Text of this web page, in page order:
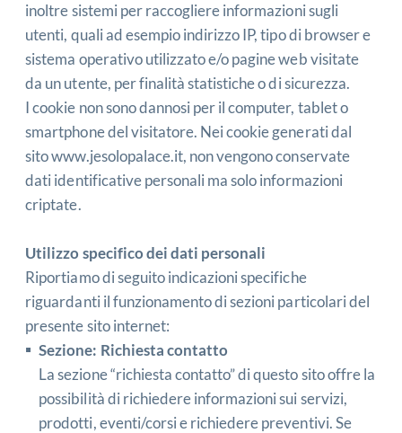
inoltre sistemi per raccogliere informazioni sugli
utenti, quali ad esempio indirizzo IP, tipo di browser e
sistema operativo utilizzato e/o pagine web visitate
da un utente, per finalità statistiche o di sicurezza.
I cookie non sono dannosi per il computer, tablet o
smartphone del visitatore. Nei cookie generati dal
sitowww.jesolopalace.it, non vengono conservate
dati identificative personali ma solo informazioni
criptate.
Utilizzo specifico dei dati personali
Riportiamo di seguito indicazioni specifiche
riguardanti il funzionamento di sezioni particolari del
presente sito internet:
Sezione: Richiesta contatto
La sezione “richiesta contatto” di questo sito offre la
possibilità di richiedere informazioni sui servizi,
prodotti, eventi/corsi e richiedere preventivi. Se